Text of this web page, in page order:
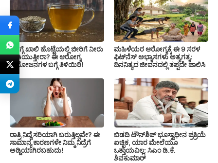
ಬೆಳಗ್ಗೆ ಖಾಲಿ ಹೊಟ್ಟೆಯಲ್ಲಿ ಜೀರಿಗೆ ನೀರು
ಕುಡಿಯುತ್ತೀರಾ? ಈ ಆರೋಗ್ಯ
ಪ್ರಯೋಜನಗಳ ಬಗ್ಗೆ ತಿಳಿಯಿರಿ!
ಮಹಿಳೆಯರ ಆರೋಗ್ಯಕ್ಕೆ ಈ 9 ಸರಳ
ಫಿಟ್‌ನೆಸ್‌ ಅಭ್ಯಾಸಗಳು ಅತ್ಯಗತ್ಯ:
ದಿನನಿತ್ಯದ ಜೀವನದಲ್ಲಿ ತಪ್ಪದೇ ಪಾಲಿಸಿ
ರಾತ್ರಿ ನಿದ್ದೆ ಸರಿಯಾಗಿ ಬರುತ್ತಿಲ್ಲವೇ? ಈ
ಸಾಮಾನ್ಯ ಕಾರಣಗಳೇ ನಿಮ್ಮ ನಿದ್ರೆಗೆ
ಅಡ್ಡಿಯಾಗಿರಬಹುದು!
ಬಿಡದಿ ಟೌನ್‌ಶಿಪ್‌ ಭೂಸ್ವಾಧೀನ ಪ್ರಕ್ರಿಯೆ
ಐಚ್ಛಿಕ, ಯಾರ ಮೇಲೆಯೂ
ಒತ್ತಾಯವಿಲ್ಲ: ಸಿಎಂ ಡಿ.ಕೆ.
ಶಿವಕುಮಾರ್